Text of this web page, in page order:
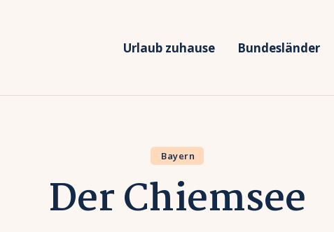
Urlaub zuhause Bundesländer
Bundesländer
Urlaubsarten
Bayern
Der Chiemsee